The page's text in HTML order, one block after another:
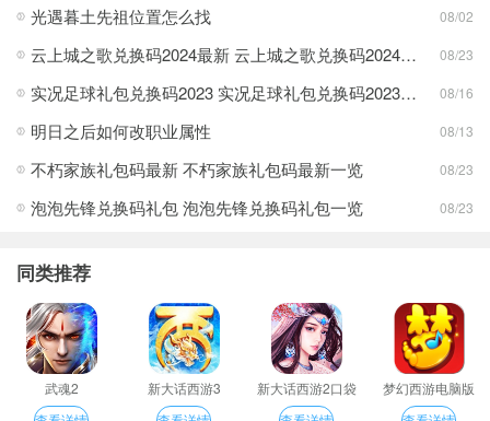
光遇暮土先祖位置怎么找 08/02
云上城之歌兑换码2024最新 云上城之歌兑换码2024最新一览 08/23
实况足球礼包兑换码2023 实况足球礼包兑换码2023最新一览 08/16
明日之后如何改职业属性 08/13
不朽家族礼包码最新 不朽家族礼包码最新一览 08/23
泡泡先锋兑换码礼包 泡泡先锋兑换码礼包一览 08/23
同类推荐
武魂2
新大话西游3
新大话西游2口袋
版
梦幻西游电脑版